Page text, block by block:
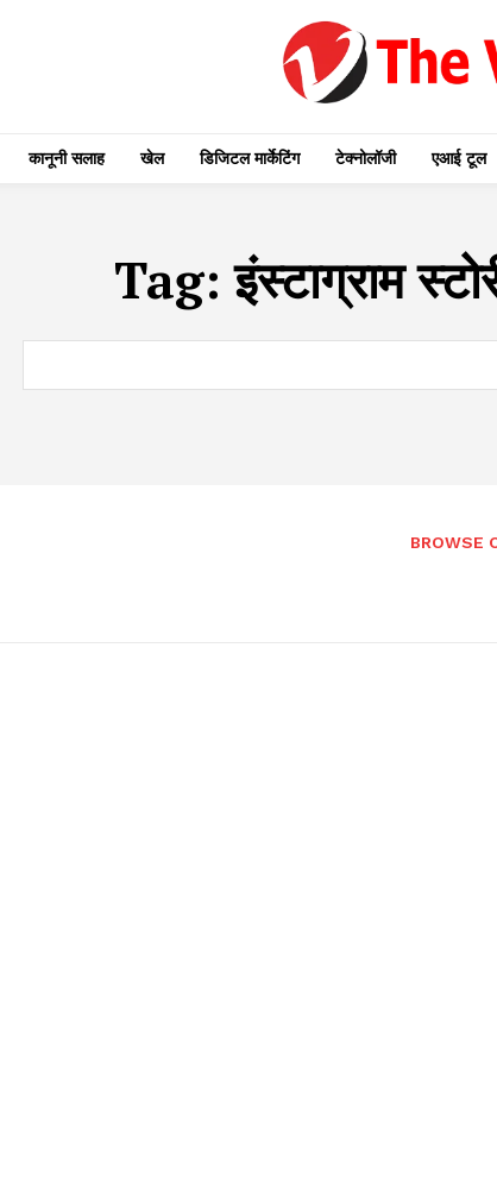
कानूनी सलाह खेल डिजिटल मार्केटिंग टेक्नोलॉजी एआई टूल
Tag:इंस्टाग्राम
BROWSE